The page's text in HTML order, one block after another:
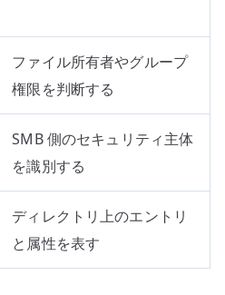
ファイル所有者やグループ
権限を判断する
SMB 側のセキュリティ主体
を識別する
ディレクトリ上のエントリ
と属性を表す